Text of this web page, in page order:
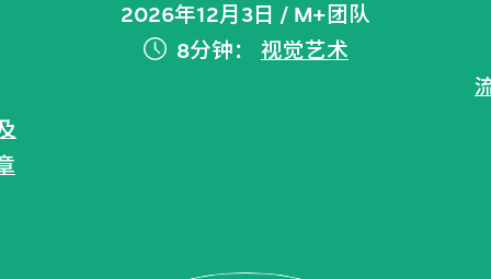
2026年12月3日 / M+团队
8分钟：
视觉艺术